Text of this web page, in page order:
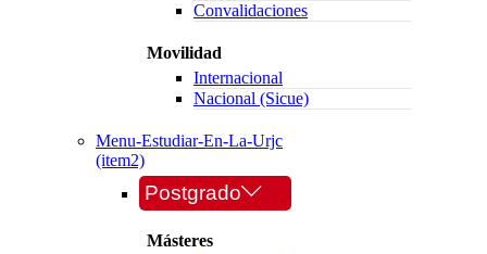
Convalidaciones
Movilidad
Internacional
Nacional (Sicue)
Menu-Estudiar-En-La-Urjc
(item2)
Postgrado
Másteres